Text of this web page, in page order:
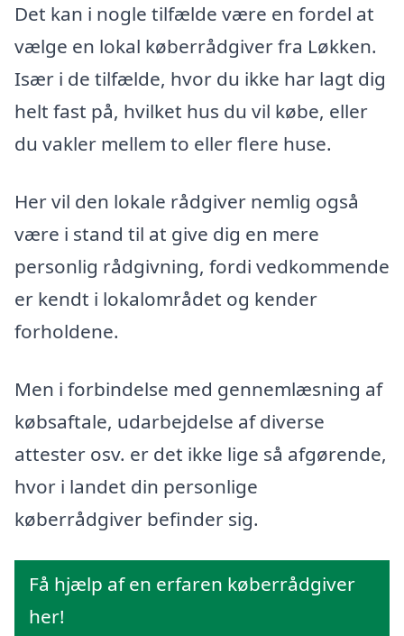
Det kan i nogle tilfælde være en fordel at
vælge en lokal køberrådgiver fra Løkken.
Især i de tilfælde, hvor du ikke har lagt dig
helt fast på, hvilket hus du vil købe, eller
du vakler mellem to eller flere huse.
Her vil den lokale rådgiver nemlig også
være i stand til at give dig en mere
personlig rådgivning, fordi vedkommende
er kendt i lokalområdet og kender
forholdene.
Men i forbindelse med gennemlæsning af
købsaftale, udarbejdelse af diverse
attester osv. er det ikke lige så afgørende,
hvor i landet din personlige
køberrådgiver befinder sig.
Få hjælp af en erfaren køberrådgiver
her!